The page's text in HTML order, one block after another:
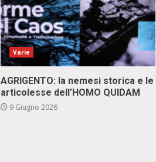
Varie
AGRIGENTO: la nemesi storica e le
articolesse dell’HOMO QUIDAM
9 Giugno 2026